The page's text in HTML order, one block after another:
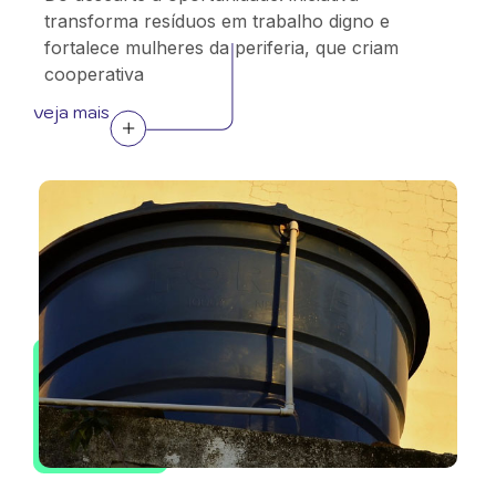
transforma resíduos em trabalho digno e
fortalece mulheres da periferia, que criam
cooperativa
veja mais